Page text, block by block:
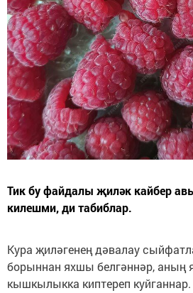
Тик бу файдалы җиләк кайбер
килешми, ди табиблар.
Кура җиләгенең дәвалау
борыннан яхшы белгәннәр, аның
кышкылыкка киптереп